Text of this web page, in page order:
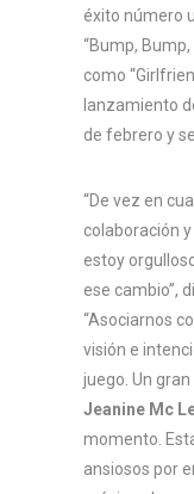
éxito número
“Bump,
como
lanzamiento
de febrero y
“De vez en
colaboración
estoy
ese cambio”,
“Asociarnos
visión e
juego. Un
Jeanine Mc
momento.
ansiosos por